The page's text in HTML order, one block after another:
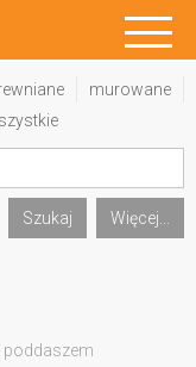
murowane
Szukaj Więcej...
poddaszem